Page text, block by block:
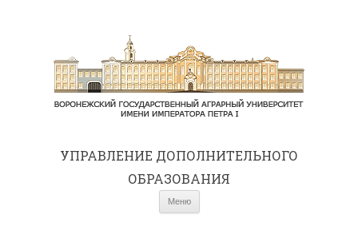
УПРАВЛЕНИЕ ДОПОЛНИТЕЛЬНОГО
ОБРАЗОВАНИЯ
Меню